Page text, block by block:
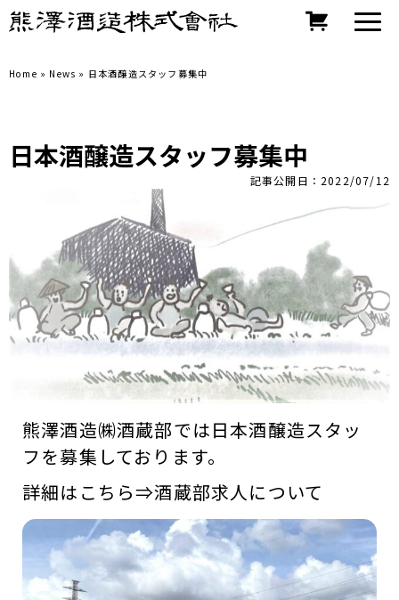
Home » News » 日本酒醸造スタッフ募集中
日本酒醸造スタッフ募集中
記事公開日：2022/07/12
熊澤酒造㈱酒蔵部では日本酒醸造スタッ
フを募集しております。
詳細はこちら⇒酒蔵部求人について